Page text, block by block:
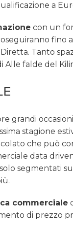
a
con un
Tanto
Alle falde del
grandi
stagione
che può
data
segmentati
commerciale
di prezzo